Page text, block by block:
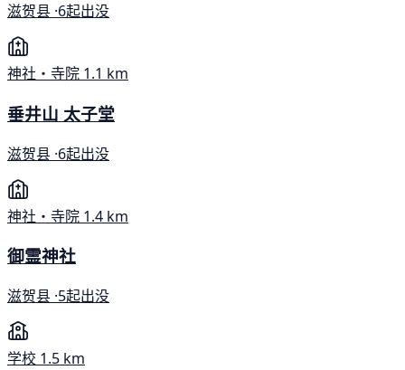
滋贺县 ·6起出没
神社・寺院 1.1 km
垂井山 太子堂
滋贺县 ·6起出没
神社・寺院 1.4 km
御霊神社
滋贺县 ·5起出没
学校 1.5 km